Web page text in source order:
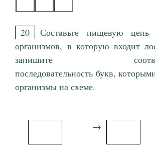
20
Составьте пищевую цепь
организмов, в которую входит
запишите
последовательность букв,
организмы на схеме.
→